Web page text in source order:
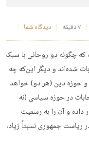
۷ دقیقه دیدگاه شما
چگونه دو روحانی با سبک
شده‌اند و دیگر این‌که چه
و حوزه دین (هر دو) خواهد
در حوزه سیاسی (نه
داده و آن را به رسمیت
جمهوری نسبتاً زیاد،